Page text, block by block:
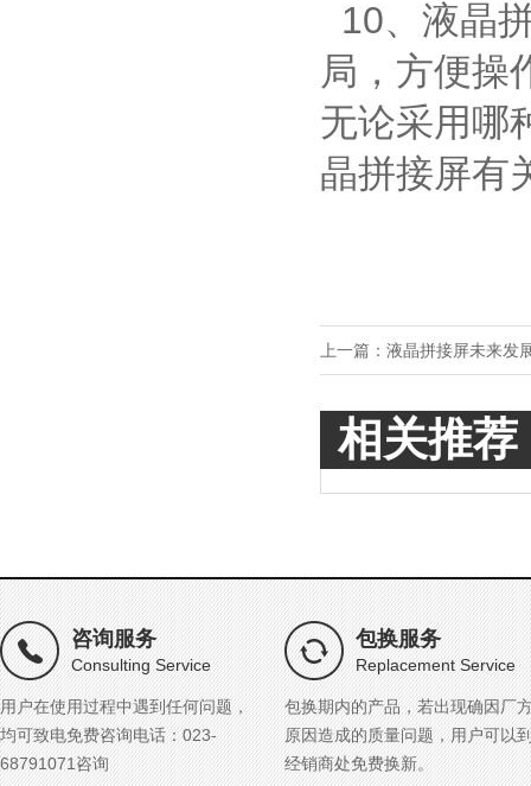
10、液晶
局，方便操
无论采用哪
晶拼接屏有
上一篇： 液晶拼接屏未来发
相关推荐
咨询服务
Consulting Service
用户在使用过程中遇到任何问题，
均可致电免费咨询电话：023-
68791071咨询
包换服务
Replacement Service
包换期内的产品，若出现确因厂
原因造成的质量问题，用户可以
经销商处免费换新。